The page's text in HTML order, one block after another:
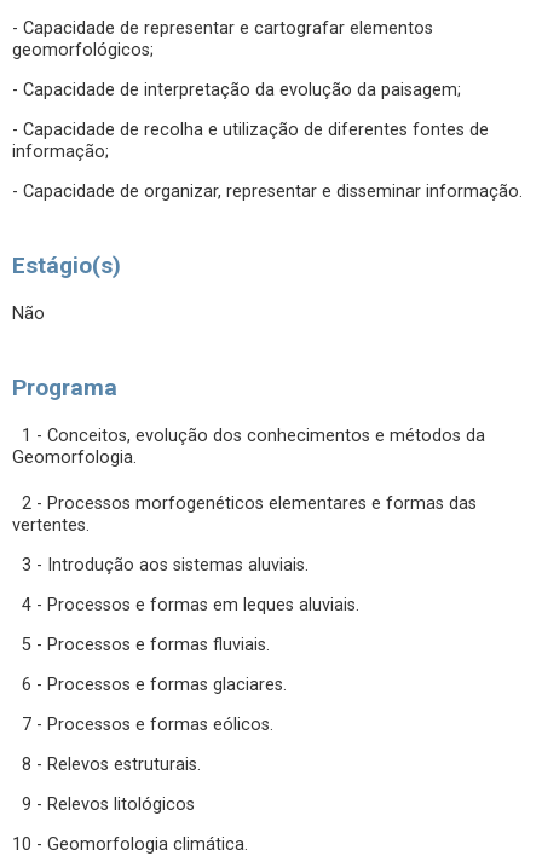
- Capacidade de representar e cartografar elementos
geomorfológicos;
- Capacidade de interpretação da evolução da paisagem;
- Capacidade de recolha e utilização de diferentes fontes de
informação;
- Capacidade de organizar, representar e disseminar informação.
Estágio(s)
Não
Programa
1 - Conceitos, evolução dos conhecimentos e métodos da
Geomorfologia.
2 - Processos morfogenéticos elementares e formas das
vertentes.
3 - Introdução aos sistemas aluviais.
4 - Processos e formas em leques aluviais.
5 - Processos e formas fluviais.
6 - Processos e formas glaciares.
7 - Processos e formas eólicos.
8 - Relevos estruturais.
9 - Relevos litológicos
10 - Geomorfologia climática.